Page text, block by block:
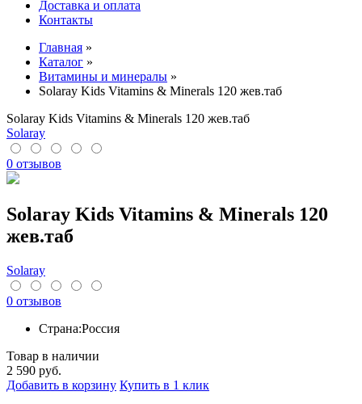
Доставка и оплата
Контакты
Главная »
Каталог »
Витамины и минералы »
Solaray Kids Vitamins & Minerals 120 жев.таб
Solaray Kids Vitamins & Minerals 120 жев.таб
Solaray
0 отзывов
Solaray Kids Vitamins & Minerals 120
жев.таб
Solaray
0 отзывов
Страна:Россия
Товар в наличии
2 590 руб.
Добавить в корзину Купить в 1 клик